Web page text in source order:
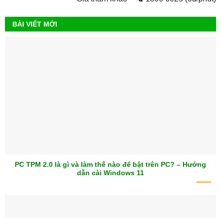
700.000₫.
BÀI VIẾT MỚI
PC TPM 2.0 là gì và làm thế nào để bật trên PC? – Hướng
dẫn cài Windows 11